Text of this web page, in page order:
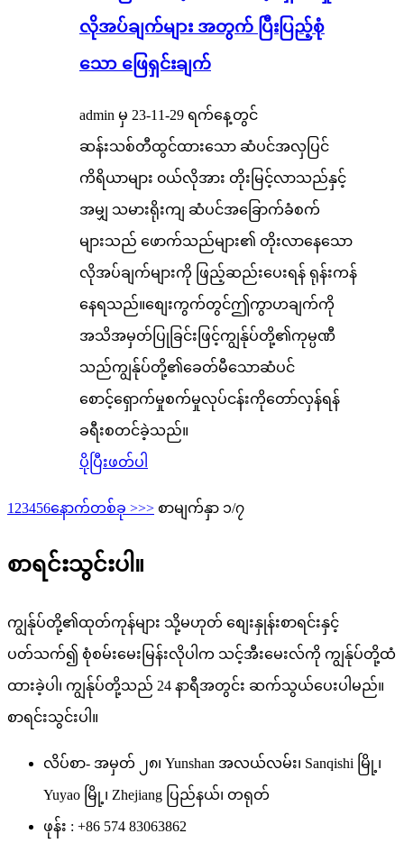
လိုအပ်ချက်များ အတွက် ပြီးပြည့်စုံ
သော ဖြေရှင်းချက်
admin မှ 23-11-29 ရက်နေ့တွင်
ဆန်းသစ်တီထွင်ထားသော ဆံပင်အလှပြင်
ကိရိယာများ ၀ယ်လိုအား တိုးမြင့်လာသည်နှင့်
အမျှ သမားရိုးကျ ဆံပင်အခြောက်ခံစက်
များသည် ဖောက်သည်များ၏ တိုးလာနေသော
လိုအပ်ချက်များကို ဖြည့်ဆည်းပေးရန် ရုန်းကန်
နေရသည်။စျေးကွက်တွင်ဤကွာဟချက်ကို
အသိအမှတ်ပြုခြင်းဖြင့်ကျွန်ုပ်တို့၏ကုမ္ပဏီ
သည်ကျွန်ုပ်တို့၏ခေတ်မီသောဆံပင်
စောင့်ရှောက်မှုစက်မှုလုပ်ငန်းကိုတော်လှန်ရန်
ခရီးစတင်ခဲ့သည်။
ပိုပြီးဖတ်ပါ
1 23456နောက်တစ်ခု >>> စာမျက်နှာ ၁/၇
စာရင်းသွင်းပါ။
ကျွန်ုပ်တို့၏ထုတ်ကုန်များ သို့မဟုတ် စျေးနှုန်းစာရင်းနှင့်
ပတ်သက်၍ စုံစမ်းမေးမြန်းလိုပါက သင့်အီးမေးလ်ကို ကျွန်ုပ်တို့ထံ
ထားခဲ့ပါ၊ ကျွန်ုပ်တို့သည် 24 နာရီအတွင်း ဆက်သွယ်ပေးပါမည်။
စာရင်းသွင်းပါ။
လိပ်စာ- အမှတ် ၂၈၊ Yunshan အလယ်လမ်း၊ Sanqishi မြို့၊
Yuyao မြို့၊ Zhejiang ပြည်နယ်၊ တရုတ်
ဖုန်း : +86 574 83063862